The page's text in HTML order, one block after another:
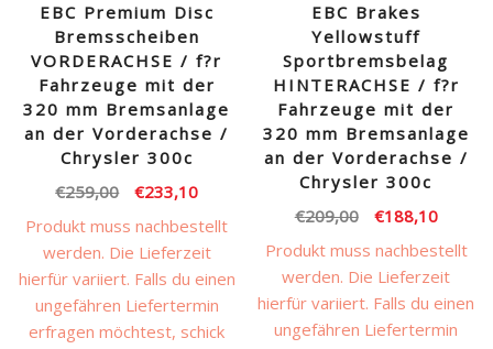
EBC Premium Disc
Bremsscheiben
VORDERACHSE / f?r
Fahrzeuge mit der
320 mm Bremsanlage
an der Vorderachse /
Chrysler 300c
€259,00
Ursprünglicher
Preis
war:
€259,00
€233,10Aktueller
Preis
ist:
€233,10.
Produkt muss nachbestellt
werden. Die Lieferzeit
hierfür variiert. Falls du einen
ungefähren Liefertermin
erfragen möchtest, schick
EBC Brakes
Yellowstuff
Sportbremsbelag
HINTERACHSE / f?r
Fahrzeuge mit der
320 mm Bremsanlage
an der Vorderachse /
Chrysler 300c
€209,00
Ursprünglicher
Preis
war:
€209,00
€188,10
Preis
ist:
Produkt muss nachbestellt
werden. Die Lieferzeit
hierfür variiert. Falls du einen
ungefähren Liefertermin